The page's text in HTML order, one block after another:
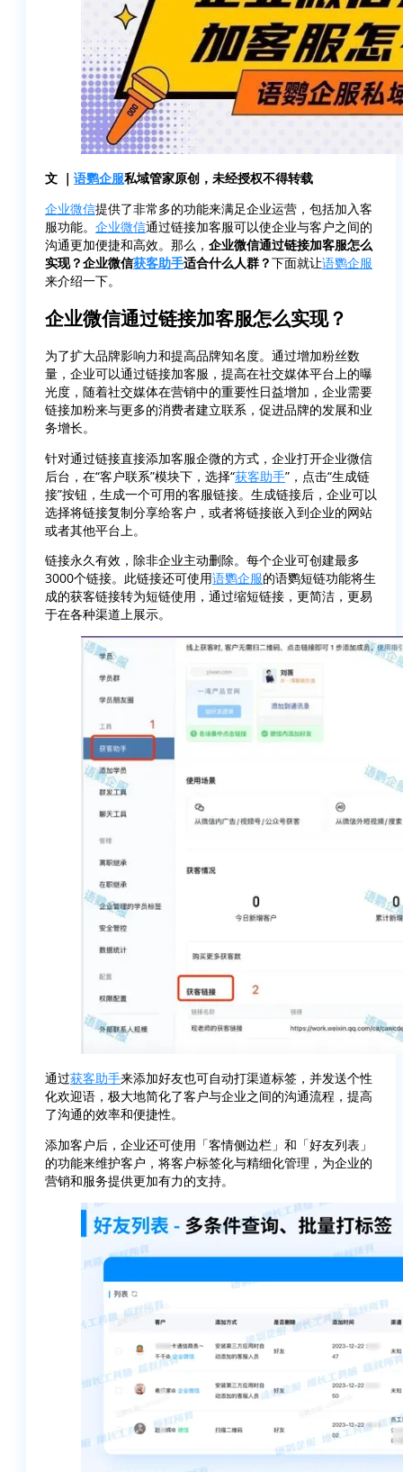
文 ｜ 语鹦企服私域管家原创，未经授权不得转载
企业微信提供了非常多的功能来满足企业运营，包括加入客
服功能。 企业微信通过链接加客服可以使企业与客户之间的
沟通更加便捷和高效。那么， 企业微信通过链接加客服怎么
实现？企业微信获客助手适合什么人群？下面就让语鹦企服
来介绍一下。
企业微信通过链接加客服怎么实现？
为了扩大品牌影响力和提高品牌知名度。通过增加粉丝数
量，企业可以通过链接加客服，提高在社交媒体平台上的曝
光度，随着社交媒体在营销中的重要性日益增加，企业需要
链接加粉来与更多的消费者建立联系，促进品牌的发展和业
务增长。
针对通过链接直接添加客服企微的方式，企业打开企业微信
后台，在“客户联系”模块下，选择“获客助手”，点击“生成链
接”按钮，生成一个可用的客服链接。生成链接后，企业可以
选择将链接复制分享给客户，或者将链接嵌入到企业的网站
或者其他平台上。
链接永久有效，除非企业主动删除。每个企业可创建最多
3000个链接。此链接还可使用语鹦企服的语鹦短链功能将生
成的获客链接转为短链使用，通过缩短链接，更简洁，更易
于在各种渠道上展示。
通过获客助手来添加好友也可自动打渠道标签，并发送个性
化欢迎语，极大地简化了客户与企业之间的沟通流程，提高
了沟通的效率和便捷性。
添加客户后，企业还可使用「客情侧边栏」和「好友列表」
的功能来维护客户，将客户标签化与精细化管理，为企业的
营销和服务提供更加有力的支持。